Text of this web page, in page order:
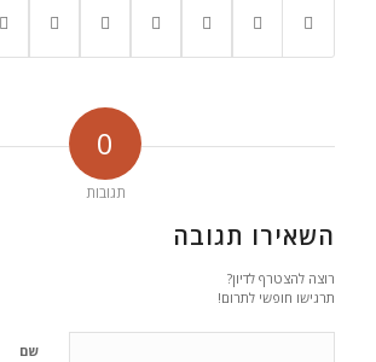
0
תגובות
השאירו תגובה
רוצה להצטרף לדיון?
תרגישו חופשי לתרום!
שם